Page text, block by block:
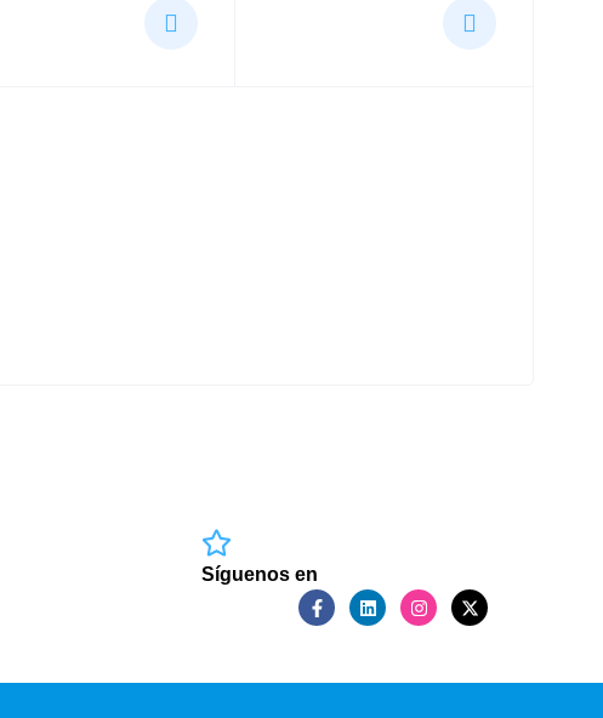
Síguenos en